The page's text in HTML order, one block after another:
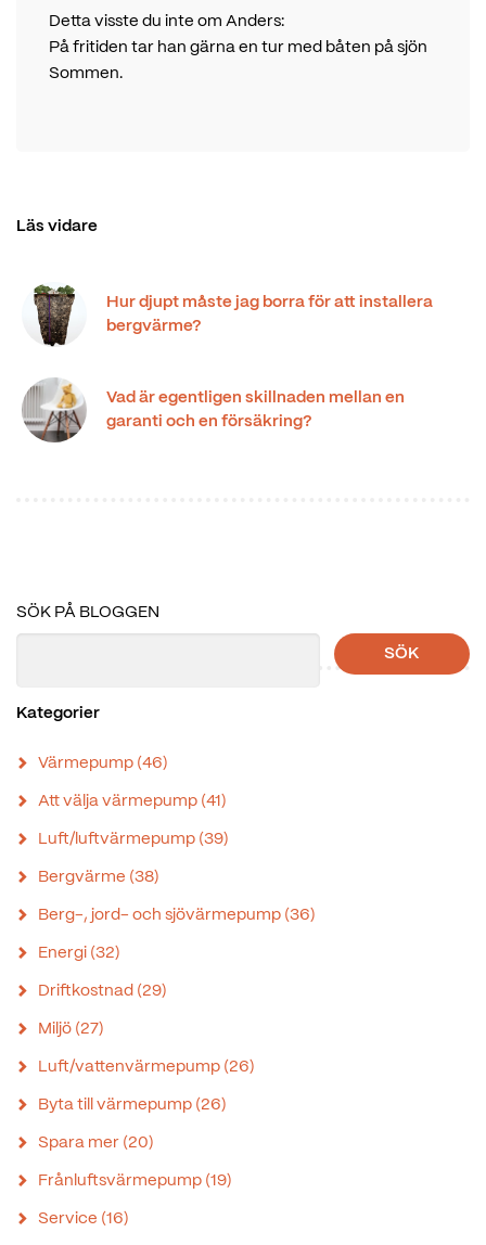
Detta visste du inte om Anders:
På fritiden tar han gärna en tur med båten på sjön
Sommen.
Läs vidare
Hur djupt måste jag borra för att installera
bergvärme?
Vad är egentligen skillnaden mellan en
garanti och en försäkring?
SÖK PÅ BLOGGEN
SÖK
Kategorier
Värmepump (46)
Att välja värmepump (41)
Luft/luftvärmepump (39)
Bergvärme (38)
Berg-, jord- och sjövärmepump (36)
Energi (32)
Driftkostnad (29)
Miljö (27)
Luft/vattenvärmepump (26)
Byta till värmepump (26)
Spara mer (20)
Frånluftsvärmepump (19)
Service (16)